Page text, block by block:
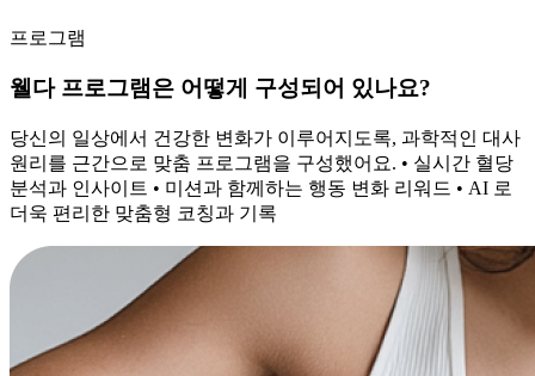
프로그램
웰다 프로그램은 어떻게 구성되어 있나요?
당신의 일상에서 건강한 변화가 이루어지도록, 과학적인 대사
원리를 근간으로 맞춤 프로그램을 구성했어요. • 실시간 혈당
분석과 인사이트 • 미션과 함께하는 행동 변화 리워드 • AI 로
더욱 편리한 맞춤형 코칭과 기록